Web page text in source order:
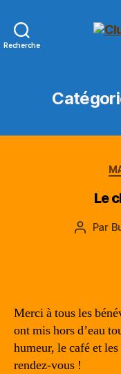
Recherche
Le
Auteur
Par
Merci à tous les
ont mis hors d’eau
humeur, le café et
rendez-vous !